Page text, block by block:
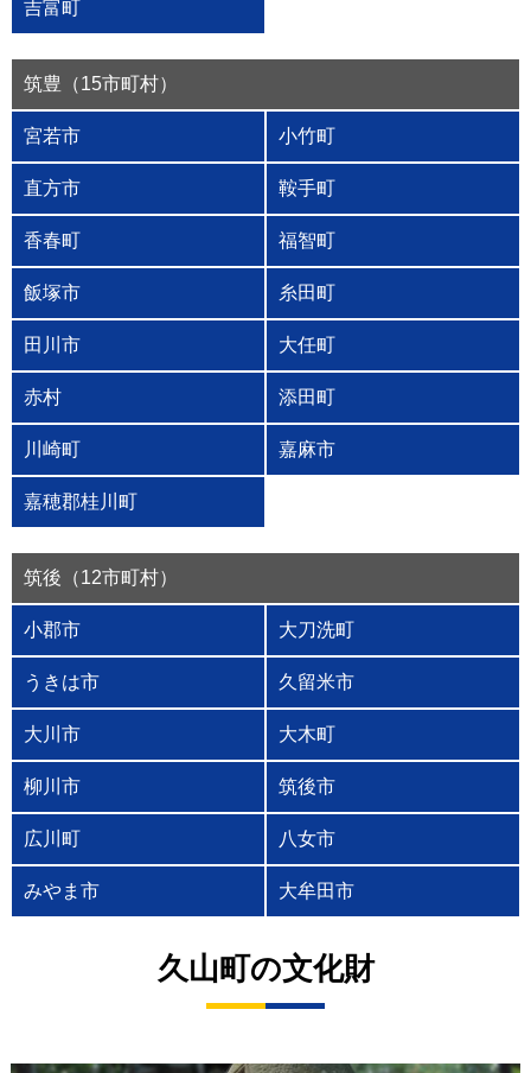
吉富町
筑豊（15市町村）
宮若市 小竹町
直方市 鞍手町
香春町 福智町
飯塚市 糸田町
田川市 大任町
赤村 添田町
川崎町 嘉麻市
嘉穂郡桂川町
筑後（12市町村）
小郡市 大刀洗町
うきは市 久留米市
大川市 大木町
柳川市 筑後市
広川町 八女市
みやま市 大牟田市
久山町の文化財